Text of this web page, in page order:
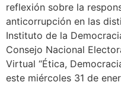
reflexión sobre la
anticorrupción en las
Instituto de la
Consejo Nacional
Virtual “Ética,
este miércoles 31 de